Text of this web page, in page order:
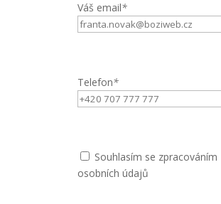
Váš email*
Telefon*
Souhlasím se zpracováním
osobních údajů